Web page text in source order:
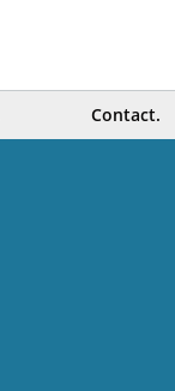
Contact.